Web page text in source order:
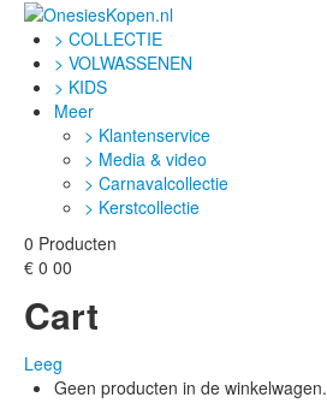
> COLLECTIE
> VOLWASSENEN
> KIDS
Meer
> Klantenservice
> Media & video
> Carnavalcollectie
> Kerstcollectie
0 Producten
€ 0 00
Cart
Leeg
Geen producten in de winkelwagen.